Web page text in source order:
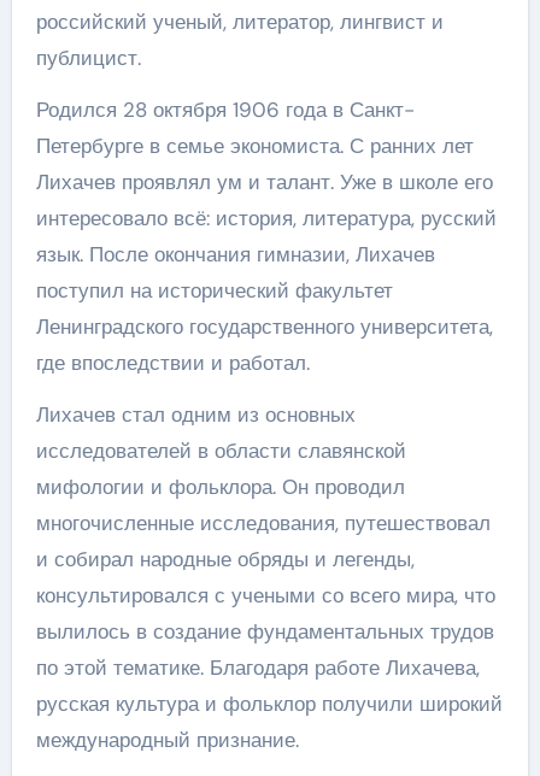
российский ученый, литератор, лингвист и
публицист.
Родился 28 октября 1906 года в Санкт-
Петербурге в семье экономиста. С ранних лет
Лихачев проявлял ум и талант. Уже в школе его
интересовало всё: история, литература, русский
язык. После окончания гимназии, Лихачев
поступил на исторический факультет
Ленинградского государственного университета,
где впоследствии и работал.
Лихачев стал одним из основных
исследователей в области славянской
мифологии и фольклора. Он проводил
многочисленные исследования, путешествовал
и собирал народные обряды и легенды,
консультировался с учеными со всего мира, что
вылилось в создание фундаментальных трудов
по этой тематике. Благодаря работе Лихачева,
русская культура и фольклор получили широкий
международный признание.